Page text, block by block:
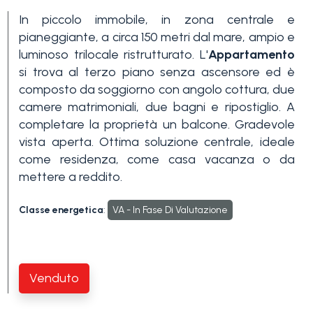
In piccolo immobile, in zona centrale e
pianeggiante, a circa 150 metri dal mare, ampio e
luminoso trilocale ristrutturato. L'Appartamento
si trova al terzo piano senza ascensore ed è
composto da soggiorno con angolo cottura, due
camere matrimoniali, due bagni e ripostiglio. A
completare la proprietà un balcone. Gradevole
vista aperta. Ottima soluzione centrale, ideale
come residenza, come casa vacanza o da
mettere a reddito.
Classe energetica: VA - In Fase Di Valutazione
Venduto
Camere
minime